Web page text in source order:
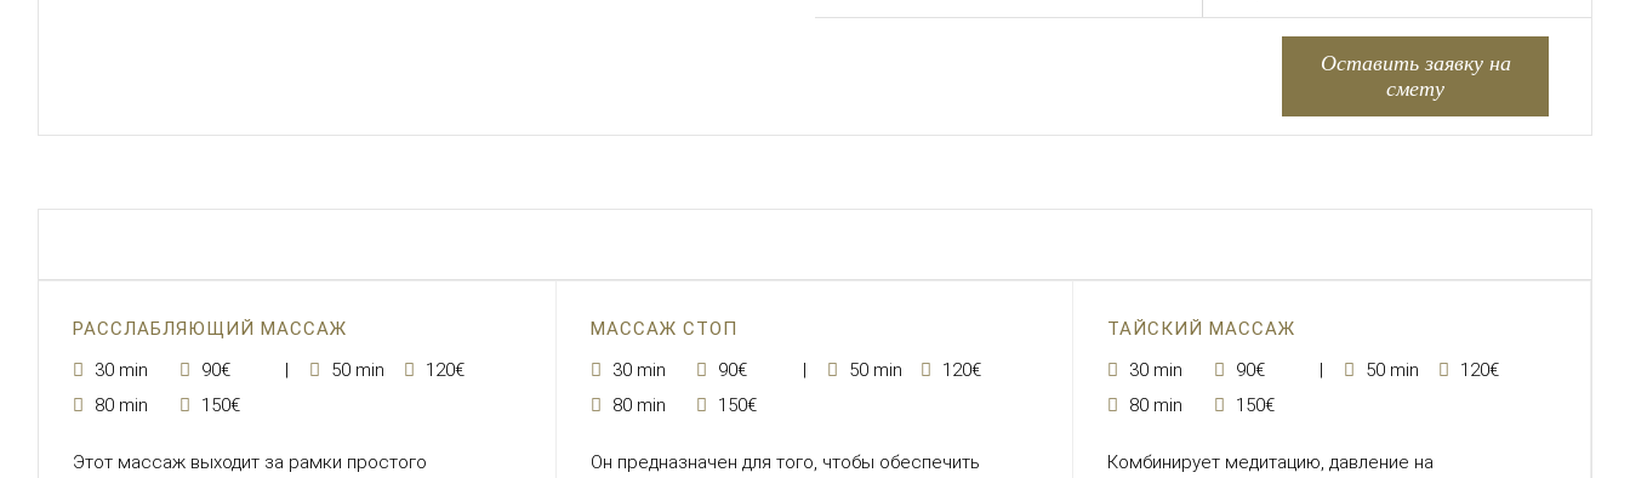
Оставить заявку на
смету
РАССЛАБЛЯЮЩИЙ МАССАЖ
30 min
90€ 50 min
120€
80 min
150€
Этот массаж выходит за рамки простого
МАССАЖ СТОП
30 min
90€ 50 min
120€
80 min
150€
Он предназначен для того, чтобы обеспечить
ТАЙСКИЙ МАССАЖ
30 min
90€ 50 min
120€
80 min
150€
Комбинирует медитацию, давление на